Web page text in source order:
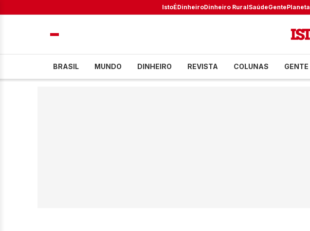
IstoÉDinheiroDinheiro RuralSaúdeGentePlaneta
BRASIL MUNDO DINHEIRO REVISTA COLUNAS GENTE